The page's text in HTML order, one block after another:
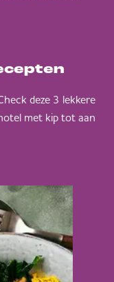
deze 3 lekkere
met kip tot aan